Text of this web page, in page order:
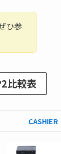
ひ参
比較表
CASHIER